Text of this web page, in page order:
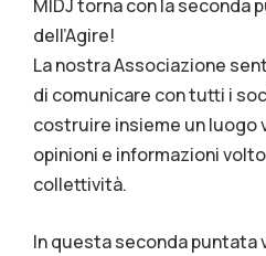
MIDJ torna con la seconda
dell’Agire!
La nostra Associazione
di comunicare con tutti i
costruire insieme un luogo
opinioni e informazioni
collettività.
In questa seconda